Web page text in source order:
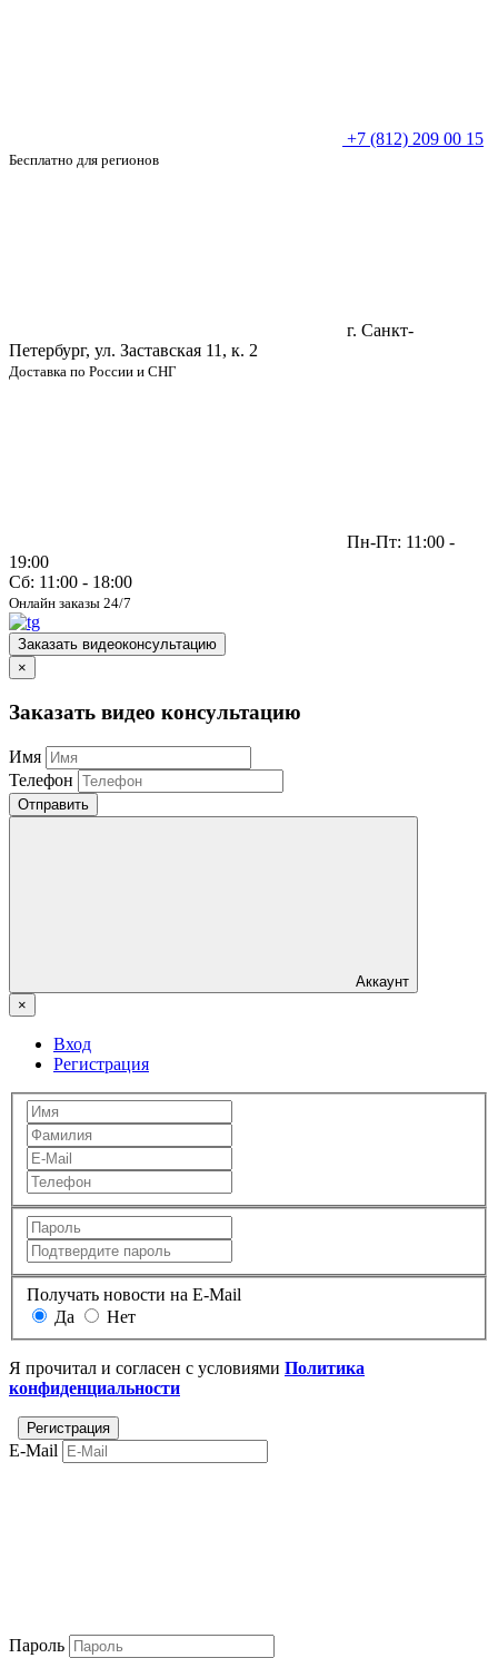
+7 (812) 209 00 15
Бесплатно для регионов
г. Санкт-
Петербург, ул. Заставская 11, к. 2
Доставка по России и СНГ
Пн-Пт: 11:00 -
19:00
Сб: 11:00 - 18:00
Онлайн заказы 24/7
Заказать видеоконсультацию
×
Заказать видео консультацию
Имя
Телефон
Отправить
Аккаунт
×
Вход
Регистрация
Получать новости на E-Mail
Да
Нет
Я прочитал и согласен с условиями Политика
конфиденциальности
E-Mail
Пароль